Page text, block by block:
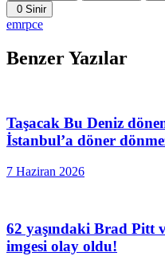
0 Sinir
emrpce
Benzer Yazılar
Taşacak Bu Deniz
İstanbul’a döner
7 Haziran 2026
62 yaşındaki Brad Pitt
imgesi olay oldu!